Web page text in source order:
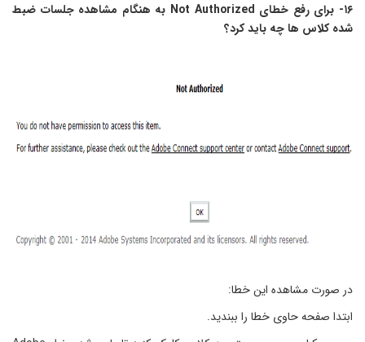
۱۶- برای رفع خطای Not Authorized به هنگام مشاهده جلسات ضبط
کلاس ها چه باید کرد؟
صورت مشاهده این خطا:
صفحه حاوی خطا را ببندید.